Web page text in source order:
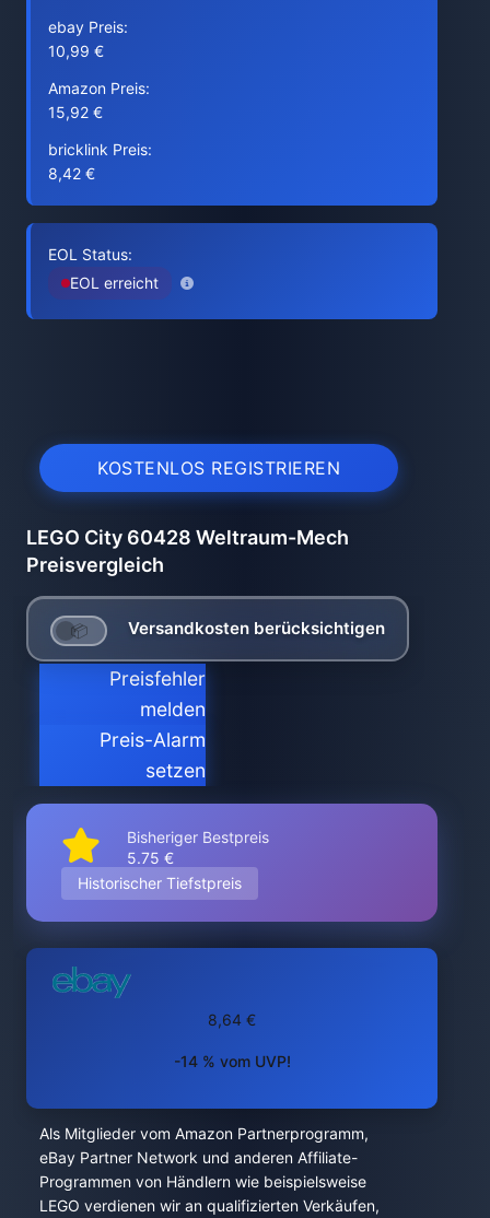
ebay Preis:
10,99 €
Amazon Preis:
15,92 €
bricklink Preis:
8,42 €
EOL Status:
EOL erreicht
KOSTENLOS REGISTRIEREN
LEGO City 60428 Weltraum-Mech
Preisvergleich
Versandkosten berücksichtigen
Preisfehler
melden
Preis-Alarm
setzen
Bisheriger Bestpreis
5.75 €
Historischer Tiefstpreis
8,64 €
-14 % vom UVP!
Als Mitglieder vom Amazon Partnerprogramm,
eBay Partner Network und anderen Affiliate-
Programmen von Händlern wie beispielsweise
LEGO verdienen wir an qualifizierten Verkäufen,